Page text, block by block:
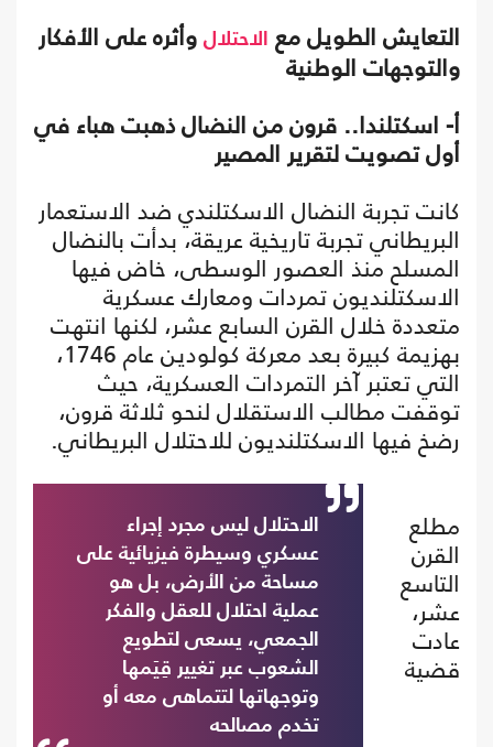
التعايش الطويل مع
الاحتلال وأثره على الأفكار
والتوجهات الوطنية
أ- اسكتلندا.. قرون من النضال ذهبت هباء في
أول تصويت لتقرير المصير
كانت تجربة النضال الاسكتلندي ضد الاستعمار
البريطاني تجربة تاريخية عريقة، بدأت بالنضال
المسلح منذ العصور الوسطى، خاض فيها
الاسكتلنديون تمردات ومعارك عسكرية
متعددة خلال القرن السابع عشر، لكنها انتهت
بهزيمة كبيرة بعد معركة كولودين عام 1746،
التي تعتبر آخر التمردات العسكرية، حيث
توقفت مطالب الاستقلال لنحو ثلاثة قرون،
رضخ فيها الاسكتلنديون للاحتلال البريطاني.
الاحتلال ليس مجرد إجراء
عسكري وسيطرة فيزيائية على
مساحة من الأرض، بل هو
عملية احتلال للعقل والفكر
الجمعي، يسعى لتطويع
الشعوب عبر تغيير قِيَمها
وتوجهاتها لتتماهى معه أو
تخدم مصالحه
مطلع
القرن
التاسع
عشر،
عادت
قضية